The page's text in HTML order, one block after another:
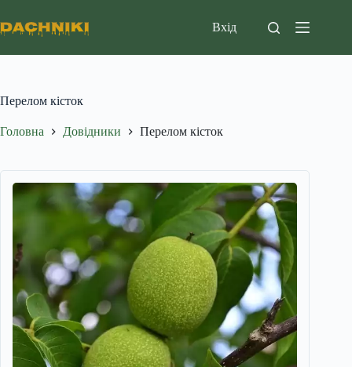
до
вмісту
Вхід
Перелом кісток
Головна Довідники Перелом кісток